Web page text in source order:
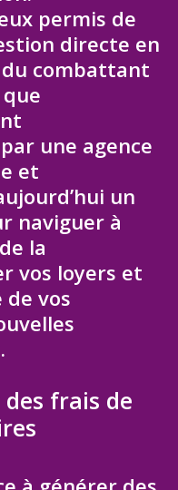
permis de
directe en
combattant
une agence
et
un
naviguer à
la
vos loyers et
vos
frais de